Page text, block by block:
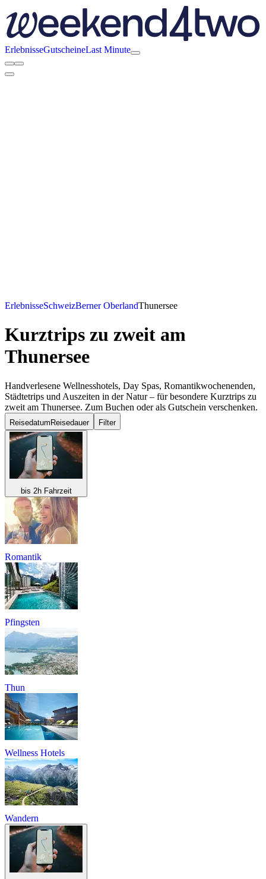
ErlebnisseGutscheineLast Minute
ErlebnisseSchweizBerner OberlandThunersee
Kurztrips zu zweit am
Thunersee
Handverlesene Wellnesshotels, Day Spas, Romantikwochenenden,
Städtetrips und Auszeiten in der Natur – für besondere Kurztrips zu
zweit am Thunersee. Zum Buchen oder als Gutschein verschenken.
Reisedatum Reisedauer Filter
bis 2h Fahrzeit
Romantik
Pfingsten
Thun
Wellness Hotels
Wandern